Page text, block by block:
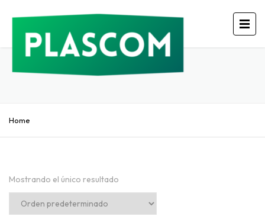
Home
Mostrando el único resultado